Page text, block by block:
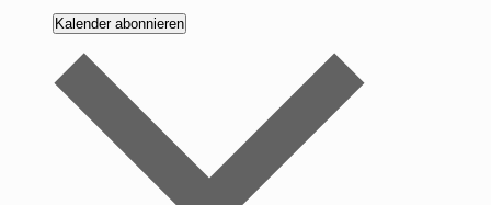
Kalender abonnieren